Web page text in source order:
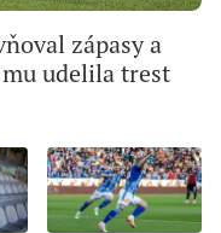
zápasy a
udelila trest